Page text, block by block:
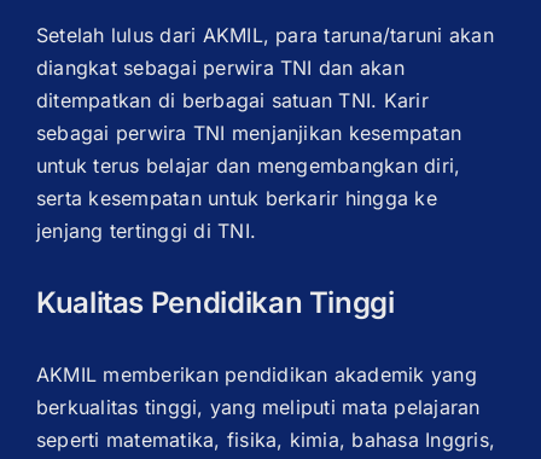
Setelah lulus dari AKMIL, para taruna/taruni akan
diangkat sebagai perwira TNI dan akan
ditempatkan di berbagai satuan TNI. Karir
sebagai perwira TNI menjanjikan kesempatan
untuk terus belajar dan mengembangkan diri,
serta kesempatan untuk berkarir hingga ke
jenjang tertinggi di TNI.
Kualitas Pendidikan Tinggi
AKMIL memberikan pendidikan akademik yang
berkualitas tinggi, yang meliputi mata pelajaran
seperti matematika, fisika, kimia, bahasa Inggris,